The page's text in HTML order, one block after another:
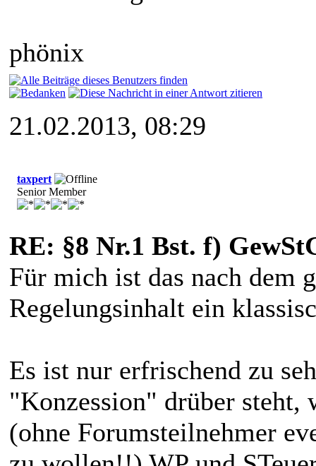
phönix
21.02.2013, 08:29
taxpert
Senior Member
RE: §8 Nr.1 Bst. f)
Für mich ist das nach dem
Regelungsinhalt ein
Es ist nur erfrischend zu
"Konzession" drüber steht,
(ohne Forumsteilnehmer